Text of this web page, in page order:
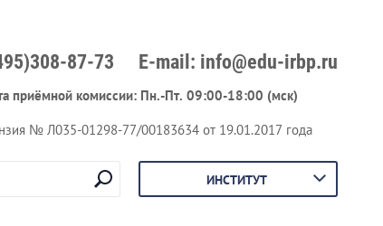
87-73 E-mail: info@edu-irbp.ru
приёмной комиссии: Пн.-Пт. 09:00-18:00 (мск)
№ Л035-01298-77/00183634 от 19.01.2017 года
ИНСТИТУТ